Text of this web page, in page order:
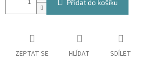
Přidat do košíku
ZEPTAT SE HLÍDAT SDÍLET